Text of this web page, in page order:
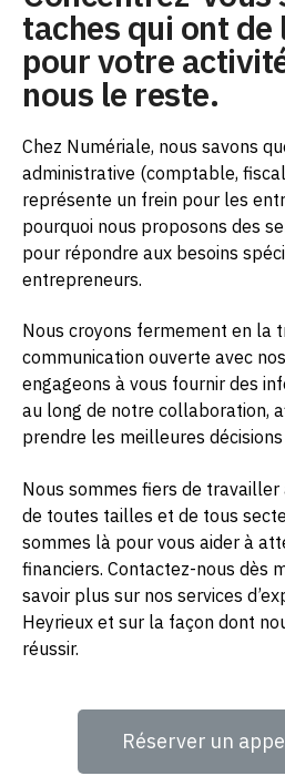
taches qui ont de
pour votre
nous le reste.
Chez Numériale, nous savons
administrative (comptable,
représente un frein pour les
pourquoi nous proposons des
pour répondre aux besoins
entrepreneurs.
Nous croyons fermement en la
communication ouverte avec
engageons à vous fournir des
au long de notre collaboration,
prendre les meilleures
Nous sommes fiers de
de toutes tailles et de tous
sommes là pour vous aider à
financiers. Contactez-nous dès
savoir plus sur nos services
Heyrieux et sur la façon dont
réussir.
Réserver un